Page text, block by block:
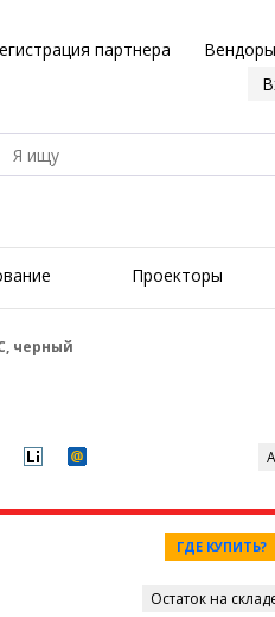
партнера Вендоры
Проекторы
черный
ГДЕ КУПИТЬ?
Остаток на